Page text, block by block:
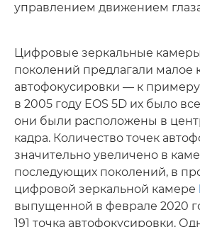
управлением движением
Цифровые зеркальные
поколений предлагали малое
автофокусировки — к
в 2005 году EOS 5D их было
они были расположены в
кадра. Количество точек
значительно увеличено в
последующих поколений, в
цифровой зеркальной камере
выпущенной в феврале 2020
191 точка автофокусировки.